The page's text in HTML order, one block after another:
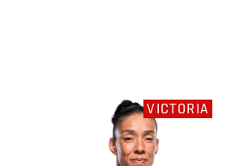
VICTORIA